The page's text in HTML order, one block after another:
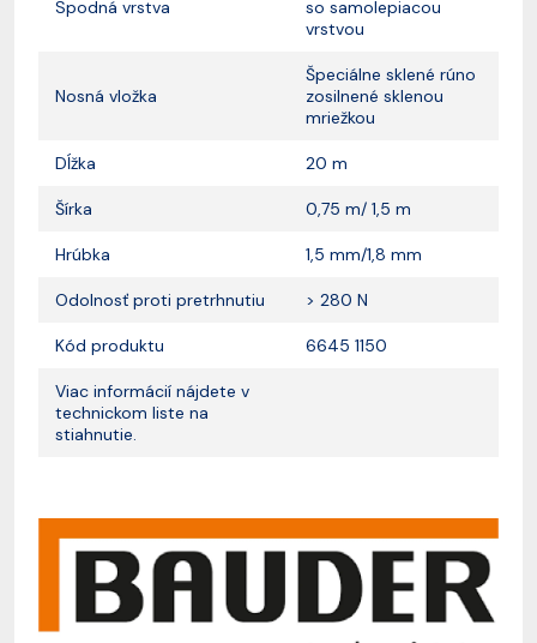
Spodná vrstva
so samolepiacou
vrstvou
Nosná vložka
Špeciálne sklené rúno
zosilnené sklenou
mriežkou
Dĺžka 20 m
Šírka 0,75 m/ 1,5 m
Hrúbka 1,5 mm/1,8 mm
Odolnosť proti pretrhnutiu > 280 N
Kód produktu 6645 1150
Viac informácií nájdete v
technickom liste na
stiahnutie.